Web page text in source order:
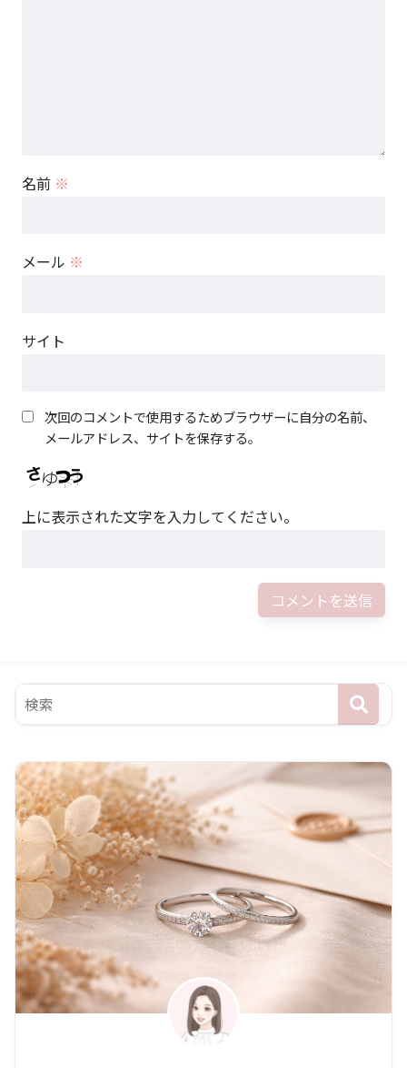
名前 ※
メール ※
サイト
次回のコメントで使用するためブラウザーに自分の名前、
メールアドレス、サイトを保存する。
上に表示された文字を入力してください。